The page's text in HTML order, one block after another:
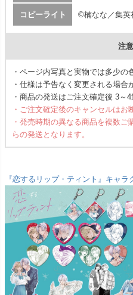
コピーライト ©楠なな／集英
注
・ページ内写真と実物では多少の
・仕様は予告なく変更される場合
・商品の発送はご注文確定後 3～
・ご注文確定後のキャンセルはお
・発売時期の異なる商品を複数
らの発送となります。
『恋するリップ・ティント』キャ